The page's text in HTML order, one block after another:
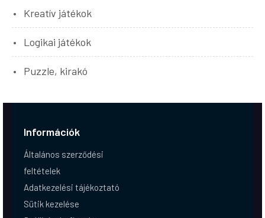
Kreatív játékok
Logikai játékok
Puzzle, kirakó
Információk
Általános szerződési
feltételek
Adatkezelési tájékoztató
Sütik kezelése